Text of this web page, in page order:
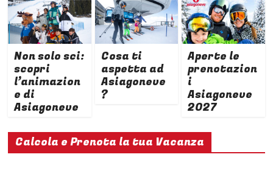
Non solo sci:
scopri
l’animazion
e di
Asiagoneve
Cosa ti
aspetta ad
Asiagoneve
?
Aperte le
prenotazion
i
Asiagoneve
2027
Calcola e Prenota la tua Vacanza